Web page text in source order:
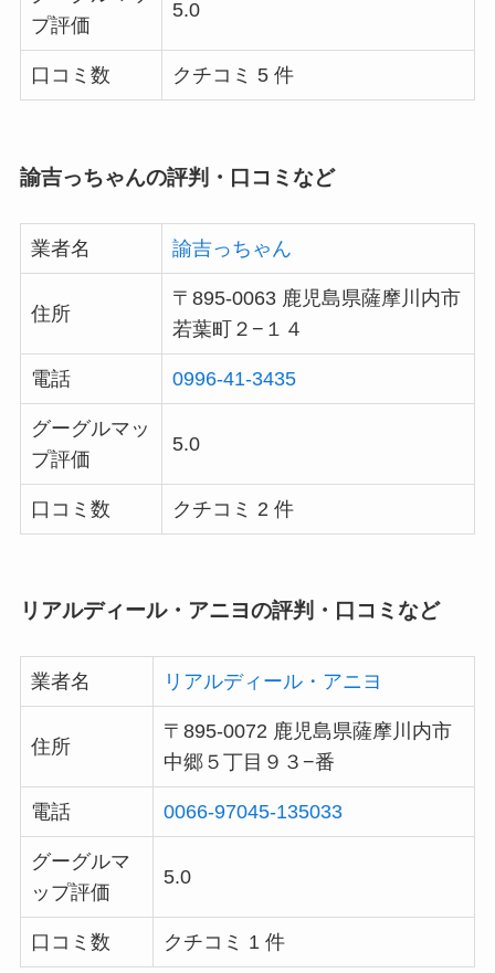
プ評価
5.0
口コミ数 クチコミ 5 件
諭吉っちゃんの評判・口コミなど
業者名 諭吉っちゃん
住所
〒895-0063 鹿児島県薩摩川内市
若葉町２−１４
電話 0996-41-3435
グーグルマッ
プ評価
5.0
口コミ数 クチコミ 2 件
リアルディール・アニヨの評判・口コミなど
業者名 リアルディール・アニヨ
住所
〒895-0072 鹿児島県薩摩川内市
中郷５丁目９３−番
電話 0066-97045-135033
グーグルマ
ップ評価
5.0
口コミ数 クチコミ 1 件